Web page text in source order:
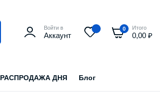
Войти в
Аккаунт
0 Итого
0,00₽
РАСПРОДАЖА ДНЯ Блог